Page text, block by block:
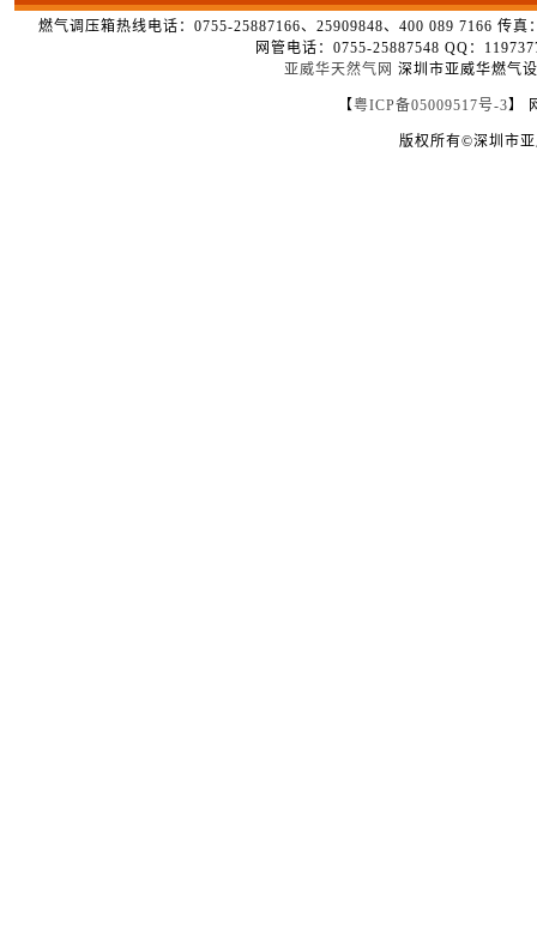
燃气调压箱热线电话：0755-25887166、25909848、400 089 7166 传
网管电话：0755-25887548 QQ：
亚威华天然气网 深圳市亚威华燃气
【粤ICP备05009517号-3】
版权所有©深圳市